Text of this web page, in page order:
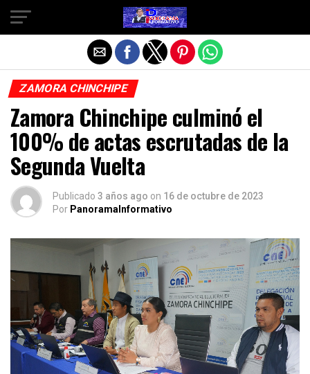
ZAMORA CHINCHIPE
Zamora Chinchipe culminó el
100% de actas escrutadas de la
Segunda Vuelta
Publicado 3 años ago on 16 de octubre de 2023
Por PanoramaInformativo
Salir de la versión móvil